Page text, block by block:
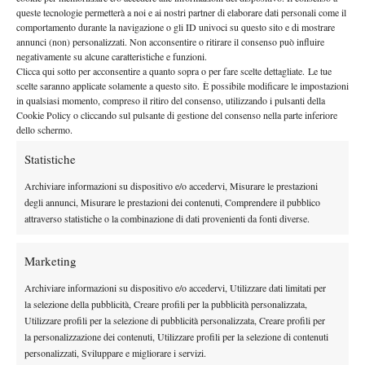
queste tecnologie permetterà a noi e ai nostri partner di elaborare dati personali come il
comportamento durante la navigazione o gli ID univoci su questo sito e di mostrare
annunci (non) personalizzati. Non acconsentire o ritirare il consenso può influire
negativamente su alcune caratteristiche e funzioni.
Clicca qui sotto per acconsentire a quanto sopra o per fare scelte dettagliate. Le tue
scelte saranno applicate solamente a questo sito. È possibile modificare le impostazioni
in qualsiasi momento, compreso il ritiro del consenso, utilizzando i pulsanti della
Cookie Policy o cliccando sul pulsante di gestione del consenso nella parte inferiore
dello schermo.
Statistiche
Archiviare informazioni su dispositivo e/o accedervi, Misurare le prestazioni
degli annunci, Misurare le prestazioni dei contenuti, Comprendere il pubblico
attraverso statistiche o la combinazione di dati provenienti da fonti diverse.
Marketing
Archiviare informazioni su dispositivo e/o accedervi, Utilizzare dati limitati per
la selezione della pubblicità, Creare profili per la pubblicità personalizzata,
Utilizzare profili per la selezione di pubblicità personalizzata, Creare profili per
la personalizzazione dei contenuti, Utilizzare profili per la selezione di contenuti
personalizzati, Sviluppare e migliorare i servizi.
mondiale, e oggi si ritrova sul centrale di Perugia. È una delle
cose che più mi colpiscono di questo sport: il tennis corre veloce
e non aspetta nessuno.
Ogni settimana racconta una storia diversa,
ogni torneo
rappresenta un nuovo capitolo.Royer lo dimostra perfettamente,
adattandosi subito al contesto e conquistando una vittoria di
grande qualità. Terminata anche questa partita, arriva il momento
Quando sono ai tornei non riesco quasi mai a fermarmi davvero:
ho sempre la sensazione che qualcosa stia accadendo da
qualche parte e che valga la pena andare a vederlo.
Basile e Vasamì: il futuro che avanza
Nel pomeriggio divido la mia attenzione tra
me non è una scelta semplice. Sono ragazzi della mia
generazione, ai qualisono particolarmente affezionato, e
seguire la loro crescita è uno degli aspetti più belli di queste
settimane nei challenger italiani.